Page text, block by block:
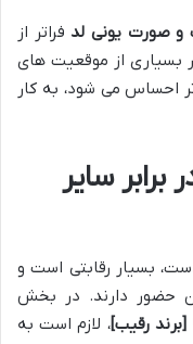
و صورت یونی لدفراتر از
بسیاری از موقعیت های
احساس می شود، به کار
برابر سایر
بسیار رقابتی است و
حضور دارند. در بخش
رقیب]، لازم است به